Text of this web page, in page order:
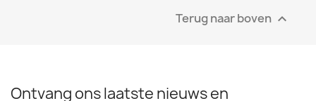
Terug naar boven 
Ontvang ons laatste nieuws en